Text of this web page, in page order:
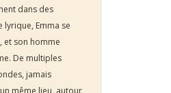
dans des
Emma se
et son homme
De multiples
jamais